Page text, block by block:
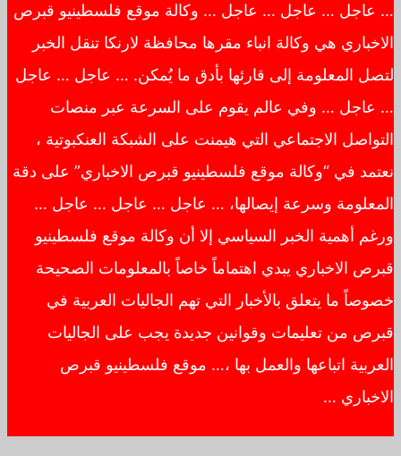
… عاجل … عاجل … عاجل … وكالة موقع فلسطينيو قبرص
الاخباري هي وكالة انباء مقرها محافظة لارنكا تنقل الخبر
لتصل المعلومة إلى قارئها بأدق ما يُمكن. … عاجل … عاجل
… عاجل … وفي عالم يقوم على السرعة عبر منصات
التواصل الاجتماعي التي هيمنت على الشبكة العنكبوتية ،
نعتمد في “وكالة موقع فلسطينيو قبرص الاخباري” على دقة
المعلومة وسرعة إيصالها، … عاجل … عاجل … عاجل …
ورغم أهمية الخبر السياسي إلا أن وكالة موقع فلسطينيو
قبرص الاخباري يبدي اهتماماً خاصاً بالمعلومات الصحيحة
خصوصاً ما يتعلق بالأخبار التي تهم الجاليات العربية في
قبرص من تعليمات وقوانين جديدة يجب على الجاليات
العربية اتباعها والعمل بها ،… موقع فلسطينيو قبرص
الاخباري …